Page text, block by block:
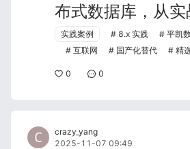
布式数据库，从
实践案例 8.x 实践
平凯
互联网
国产化替代 精
0 0
crazy_yang
2025-11-07 09:49